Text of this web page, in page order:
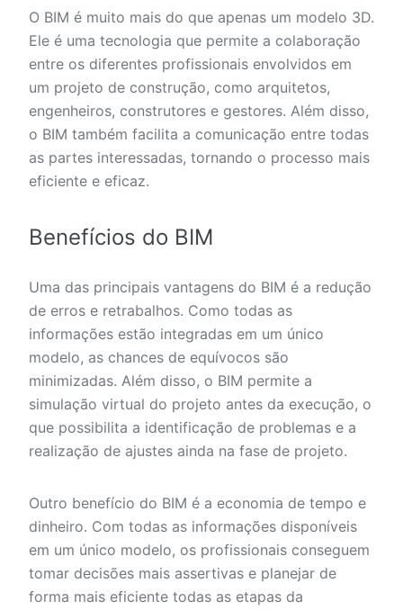
O BIM é muito mais do que apenas um modelo 3D.
Ele é uma tecnologia que permite a colaboração
entre os diferentes profissionais envolvidos em
um projeto de construção, como arquitetos,
engenheiros, construtores e gestores. Além disso,
o BIM também facilita a comunicação entre todas
as partes interessadas, tornando o processo mais
eficiente e eficaz.
Benefícios do BIM
Uma das principais vantagens do BIM é a redução
de erros e retrabalhos. Como todas as
informações estão integradas em um único
modelo, as chances de equívocos são
minimizadas. Além disso, o BIM permite a
simulação virtual do projeto antes da execução, o
que possibilita a identificação de problemas e a
realização de ajustes ainda na fase de projeto.
Outro benefício do BIM é a economia de tempo e
dinheiro. Com todas as informações disponíveis
em um único modelo, os profissionais conseguem
tomar decisões mais assertivas e planejar de
forma mais eficiente todas as etapas da